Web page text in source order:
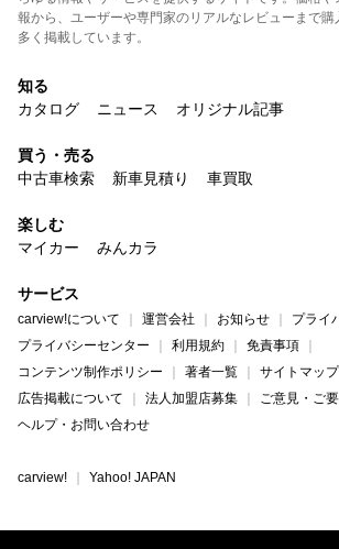
報から、ユーザーや専門家のリアルなレビューまで
多く掲載しています。
知る
カタログ
ニュース オリジナル記事
買う・売る
中古車検索
新車見積り 車買取
楽しむ
マイカー
みんカラ
サービス
carview!について 運営会社 お知らせ
プライ
プライバシーセンター
利用規約
免責事項
コンテンツ制作ポリシー
著者一覧
サイトマップ
広告掲載について
法人加盟店募集
ご意見・ご
ヘルプ・お問い合わせ
carview! Yahoo! JAPAN